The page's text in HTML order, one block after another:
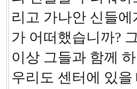
리고 가나안 신들
가 어떠했습니까?
이상 그들과 함께
우리도 센터에 있